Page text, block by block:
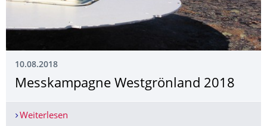
10.08.2018
Messkampagne Westgrönland 2018
Weiterlesen